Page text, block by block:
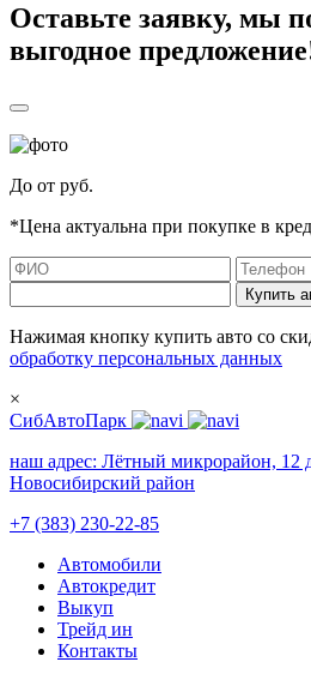
Оставьте заявку, мы
выгодное
До от руб.
*Цена актуальна при покупке в
Купить
Нажимая кнопку купить авто со
обработку персональных данных
×
СибАвтоПарк
наш адрес: Лётный микрорайон, 12
Новосибирский район
+7 (383) 230-22-85
Автомобили
Автокредит
Выкуп
Трейд ин
Контакты